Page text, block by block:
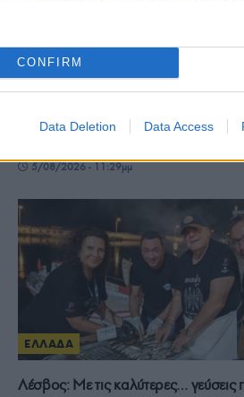
CONFIRM
Data Deletion Data Access
ΕΛΛΑΔΑ
Θεσσαλονίκη: Στον Δήμο
5/08/2026 - 11:29μμ
ΕΛΛΑΔΑ
Λέσβος: Με τις καλύτερες… γεύσεις